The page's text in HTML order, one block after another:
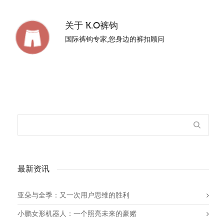
关于 K.O裤钩
国际裤钩专家,您身边的裤扣顾问
最新资讯
亚朵与全季：又一次用户思维的胜利
小鹏女形机器人：一个照亮未来的豪赌